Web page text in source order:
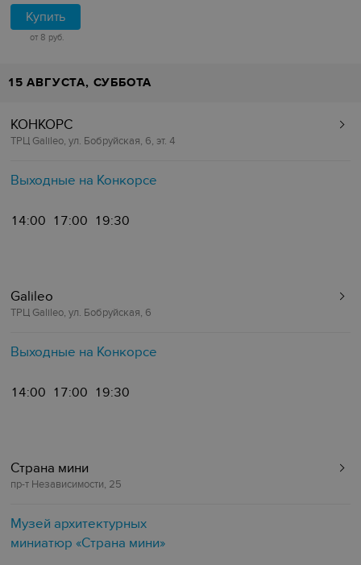
Купить
от 8 руб.
15 АВГУСТА, СУББОТА
КОНКОРС
ТРЦ Galileo, ул. Бобруйская, 6, эт. 4
Выходные на Конкорсе
14:00 17:00 19:30
Galileo
ТРЦ Galileo, ул. Бобруйская, 6
Выходные на Конкорсе
14:00 17:00 19:30
Страна мини
пр-т Независимости, 25
Музей архитектурных
миниатюр «Страна мини»